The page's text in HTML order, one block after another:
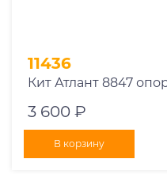
11436
Кит Атлант 8847
3 600 ₽
В корзину